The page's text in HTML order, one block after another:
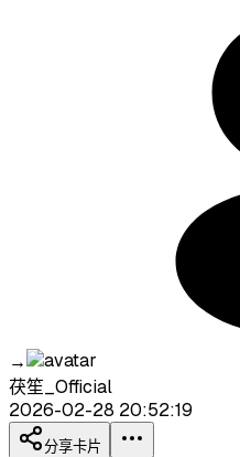
→
茯笙_Official
2026-02-28 20:52:19
分享卡片